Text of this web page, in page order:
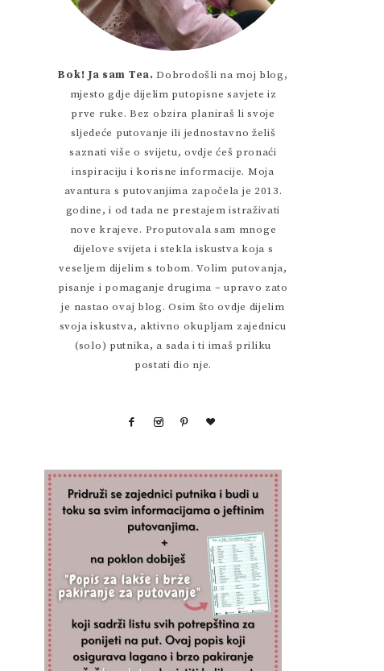
Bok! Ja sam Tea.Dobrodošli na moj blog,
mjesto gdje dijelim putopisne savjete iz
prve ruke. Bez obzira planiraš li svoje
sljedeće putovanje ili jednostavno želiš
saznati više o svijetu, ovdje ćeš pronaći
inspiraciju i korisne informacije. Moja
avantura s putovanjima započela je 2013.
godine, i od tada ne prestajem istraživati
nove krajeve. Proputovala sam mnoge
dijelove svijeta i stekla iskustva koja s
veseljem dijelim s tobom. Volim putovanja,
pisanje i pomaganje drugima – upravo zato
je nastao ovaj blog. Osim što ovdje dijelim
svoja iskustva, aktivno okupljam zajednicu
(solo) putnika, a sada i ti imaš priliku
postati dio nje.